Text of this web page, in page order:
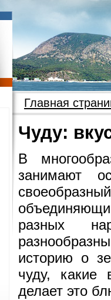
Главная
Чуду:
В
занимают
разных
историю о
чуду, какие
делает это